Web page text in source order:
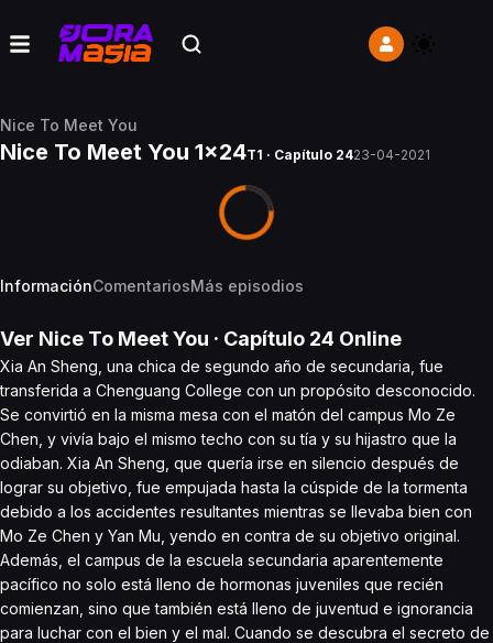
Nice To Meet You
Nice To Meet You 1x24T1 · Capítulo 2423-04-2021
InformaciónComentariosMás episodios
Ver Nice To Meet You · Capítulo 24 Online
Xia An Sheng, una chica de segundo año de secundaria, fue
transferida a Chenguang College con un propósito desconocido.
Se convirtió en la misma mesa con el matón del campus Mo Ze
Chen, y vivía bajo el mismo techo con su tía y su hijastro que la
odiaban. Xia An Sheng, que quería irse en silencio después de
lograr su objetivo, fue empujada hasta la cúspide de la tormenta
debido a los accidentes resultantes mientras se llevaba bien con
Mo Ze Chen y Yan Mu, yendo en contra de su objetivo original.
Además, el campus de la escuela secundaria aparentemente
pacífico no solo está lleno de hormonas juveniles que recién
comienzan, sino que también está lleno de juventud e ignorancia
para luchar con el bien y el mal. Cuando se descubra el secreto de